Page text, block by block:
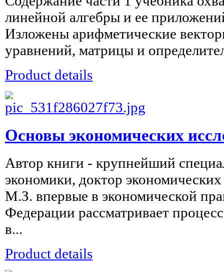
линейной алгебры и ее
Изложены арифметические
уравнений, матрицы и
Product details
Основы экономических
Автор книги - крупнейший
экономики, доктор
М.З. впервые в экономической
Федерации рассматривает
в...
Product details